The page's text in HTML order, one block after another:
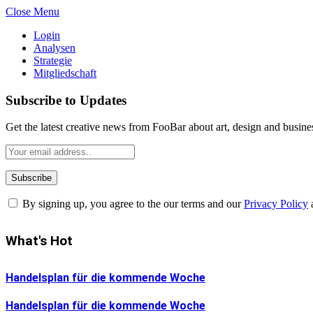
Close Menu
Login
Analysen
Strategie
Mitgliedschaft
Subscribe to Updates
Get the latest creative news from FooBar about art, design and
By signing up, you agree to the our terms and ourPrivacy Policy
What's Hot
Handelsplan für die kommende Woche
Handelsplan für die kommende Woche